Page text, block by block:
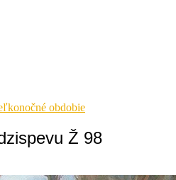
obdobie
Ž 98